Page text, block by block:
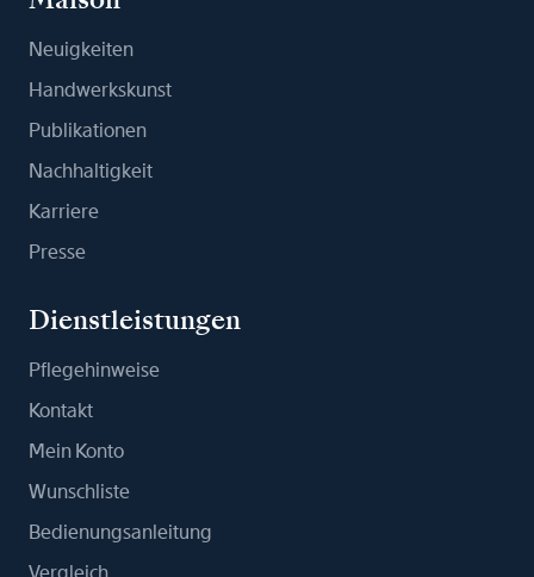
Neuigkeiten
Handwerkskunst
Publikationen
Nachhaltigkeit
Karriere
Presse
Dienstleistungen
Pflegehinweise
Kontakt
Mein Konto
Wunschliste
Bedienungsanleitung